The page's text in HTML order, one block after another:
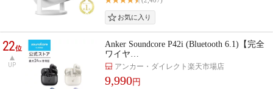
22位
UP
Anker Soundcore P42i (Bluetooth 6.1)【完全
ワイヤ…
アンカー・ダイレクト楽天市場店
9,990円